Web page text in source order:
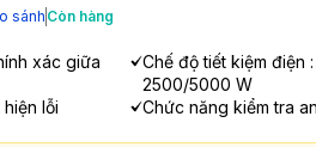
sánh Còn hàng
xác giữa
Chế độ tiết kiệm điện
2500/5000 W
lỗi
Chức năng kiểm tra